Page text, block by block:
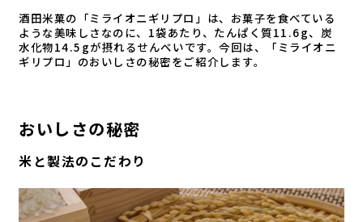
酒田米菓の「ミライオニギリプロ」は、お菓子を食べている
ような美味しさなのに、1袋あたり、たんぱく質11.6g、炭
水化物14.5gが摂れるせんべいです。今回は、「ミライオニ
ギリプロ」のおいしさの秘密をご紹介します。
おいしさの秘密
米と製法のこだわり